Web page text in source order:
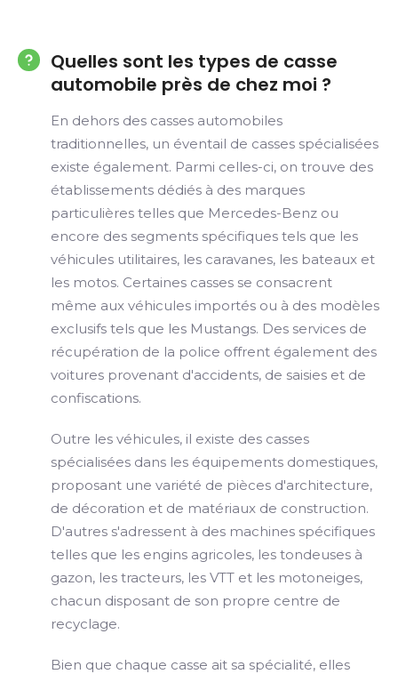
Quelles sont les types de casse
automobile près de chez moi ?
En dehors des casses automobiles
traditionnelles, un éventail de casses spécialisées
existe également. Parmi celles-ci, on trouve des
établissements dédiés à des marques
particulières telles que Mercedes-Benz ou
encore des segments spécifiques tels que les
véhicules utilitaires, les caravanes, les bateaux et
les motos. Certaines casses se consacrent
même aux véhicules importés ou à des modèles
exclusifs tels que les Mustangs. Des services de
récupération de la police offrent également des
voitures provenant d'accidents, de saisies et de
confiscations.
Outre les véhicules, il existe des casses
spécialisées dans les équipements domestiques,
proposant une variété de pièces d'architecture,
de décoration et de matériaux de construction.
D'autres s'adressent à des machines spécifiques
telles que les engins agricoles, les tondeuses à
gazon, les tracteurs, les VTT et les motoneiges,
chacun disposant de son propre centre de
recyclage.
Bien que chaque casse ait sa spécialité, elles